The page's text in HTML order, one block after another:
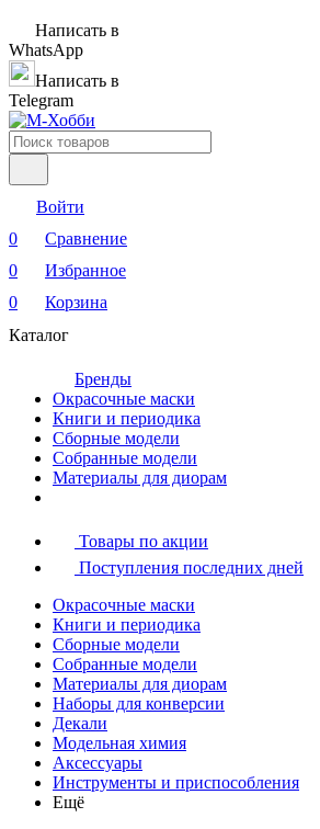
Написать в
WhatsApp
Написать в
Telegram
Войти
0
Сравнение
0
Избранное
0
Корзина
Каталог
Бренды
Окрасочные маски
Книги и периодика
Сборные модели
Собранные модели
Материалы для диорам
Товары по акции
Поступления последних дней
Окрасочные маски
Книги и периодика
Сборные модели
Собранные модели
Материалы для диорам
Наборы для конверсии
Декали
Модельная химия
Аксессуары
Инструменты и приспособления
Ещё